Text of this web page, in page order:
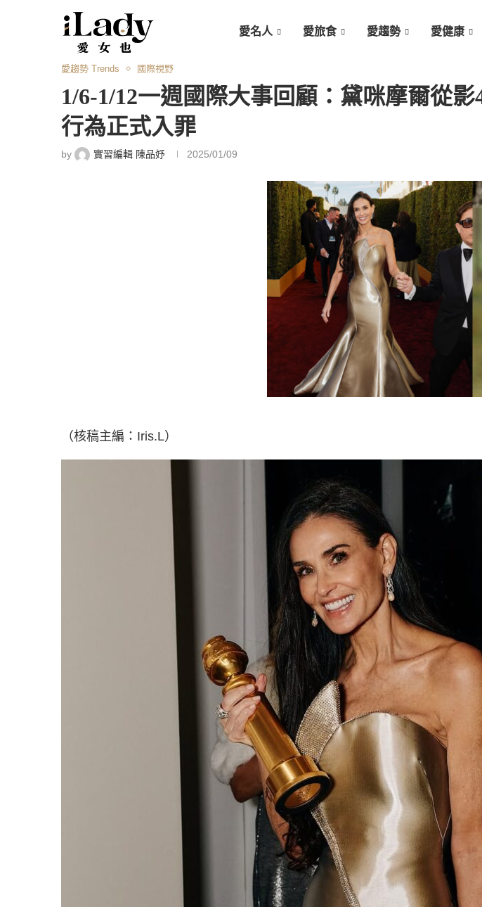
愛名人 愛旅食 愛趨勢 愛健康
愛趨勢 Trends 國際視野
1/6-1/12一週國際大事回顧：黛咪摩爾從
行為正式入罪
by 實習編輯 陳品妤 2025/01/09
（核稿主編：Iris.L）